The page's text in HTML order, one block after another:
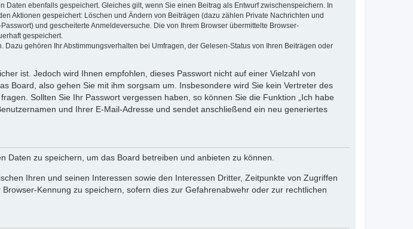
ebenfalls gespeichert. Gleiches gilt, wenn Sie einen Beitrag als Entwurf zwischenspeichern. In
Aktionen gespeichert: Löschen und Ändern von Beiträgen (dazu zählen Private Nachrichten und
und gescheiterte Anmeldeversuche. Die von Ihrem Browser übermittelte Browser-
gespeichert.
gehören Ihr Abstimmungsverhalten bei Umfragen, der Gelesen-Status von Ihren Beiträgen oder
ist. Jedoch wird Ihnen empfohlen, dieses Passwort nicht auf einer Vielzahl von
Board, also gehen Sie mit ihm sorgsam um. Insbesondere wird Sie kein Vertreter des
Sollten Sie Ihr Passwort vergessen haben, so können Sie die Funktion „Ich habe
und Ihrer E-Mail-Adresse und sendet anschließend ein neu generiertes
zu speichern, um das Board betreiben und anbieten zu können.
Ihren und seinen Interessen sowie den Interessen Dritter, Zeitpunkte von Zugriffen
Kennung zu speichern, sofern dies zur Gefahrenabwehr oder zur rechtlichen